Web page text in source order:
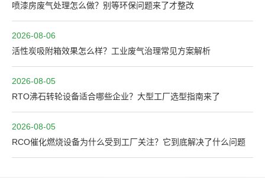
喷漆房废气处理怎么做？别等环保问题来了才整改
2026-08-06
活性炭吸附箱效果怎么样？工业废气治理常见方案解析
2026-08-05
RTO沸石转轮设备适合哪些企业？大型工厂选型指南来了
2026-08-05
RCO催化燃烧设备为什么受到工厂关注？它到底解决了什么问题